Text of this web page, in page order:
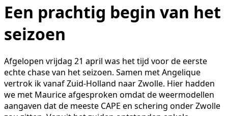
Een prachtig begin van het
seizoen
Afgelopen vrijdag 21 april was het tijd voor de eerste
echte chase van het seizoen. Samen met Angelique
vertrok ik vanaf Zuid-Holland naar Zwolle. Hier hadden
we met Maurice afgesproken omdat de weermodellen
aangaven dat de meeste CAPE en schering onder Zwolle